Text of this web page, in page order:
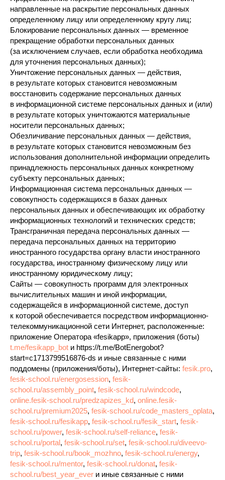
направленные на раскрытие персональных данных
определенному лицу или определенному кругу лиц;
Блокирование персональных данных — временное
прекращение обработки персональных данных
(за исключением случаев, если обработка необходима
для уточнения персональных данных);
Уничтожение персональных данных — действия,
в результате которых становится невозможным
восстановить содержание персональных данных
в информационной системе персональных данных и (или)
в результате которых уничтожаются материальные
носители персональных данных;
Обезличивание персональных данных — действия,
в результате которых становится невозможным без
использования дополнительной информации определить
принадлежность персональных данных конкретному
субъекту персональных данных;
Информационная система персональных данных —
совокупность содержащихся в базах данных
персональных данных и обеспечивающих их обработку
информационных технологий и технических средств;
Трансграничная передача персональных данных —
передача персональных данных на территорию
иностранного государства органу власти иностранного
государства, иностранному физическому лицу или
иностранному юридическому лицу;
Сайты — совокупность программ для электронных
вычислительных машин и иной информации,
содержащейся в информационной системе, доступ
к которой обеспечивается посредством информационно-
телекоммуникационной сети Интернет, расположенные:
приложение Оператора «fesikapp», приложения (боты)
t.me/fesikapp_bot и https://t.me/BotEnergobot?
start=c1713799516876-ds и иные связанные с ними
поддомены (приложения/боты), Интернет-сайты: fesik.pro,
fesik-school.ru/energosession, fesik-
school.ru/assembly_point, fesik-school.ru/windcode,
online.fesik-school.ru/predzapizes_kd, online.fesik-
school.ru/premium2025, fesik-school.ru/code_masters_oplata,
fesik-school.ru/fesikapp, fesik-school.ru/fesik_start, fesik-
school.ru/power, fesik-school.ru/self-reliance, fesik-
school.ru/portal, fesik-school.ru/set, fesik-school.ru/diveevo-
trip, fesik-school.ru/book_mozhno, fesik-school.ru/energy,
fesik-school.ru/mentor, fesik-school.ru/donat, fesik-
school.ru/best_year_ever и иные связанные с ними